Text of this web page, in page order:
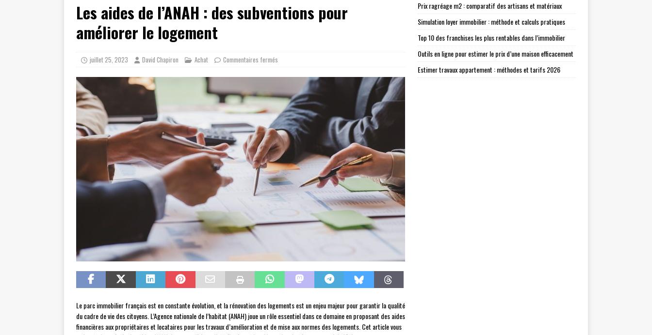
Les aides de l’ANAH : des subventions pour
améliorer le logement
juillet 25, 2023 David Chapiron Achat Commentaires fermés
Le parc immobilier français est en constante évolution, et la rénovation des logements est un enjeu majeur pour garantir la qualité
du cadre de vie des citoyens. L’Agence nationale de l’habitat (ANAH) joue un rôle essentiel dans ce domaine en proposant des aides
financières aux propriétaires et locataires pour les travaux d’amélioration et de mise aux normes des logements. Cet article vous
Prix ragréage m2 : comparatif des artisans et matériaux
Simulation loyer immobilier : méthode et calculs pratiques
Top 10 des franchises les plus rentables dans l’immobilier
Outils en ligne pour estimer le prix d’une maison efficacement
Estimer travaux appartement : méthodes et tarifs 2026